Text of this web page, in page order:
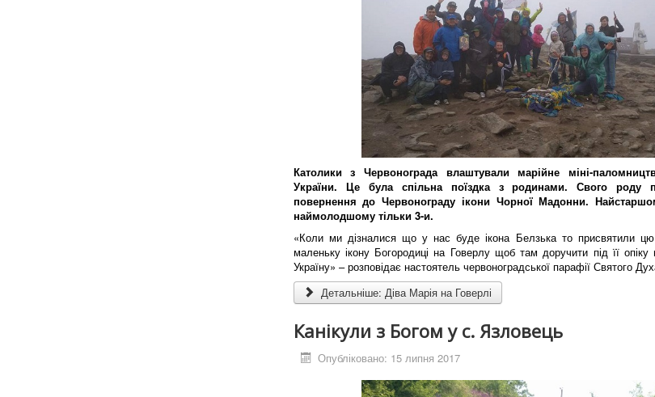
Католики з Червонограда влаштували марійне міні-
України. Це була спільна поїздка з родинами. Свого роду
повернення до Червонограду ікони Чорної Мадонни.
наймолодшому тільки 3-и.
«Коли ми дізналися що у нас буде ікона Белзька то присвятили цю
маленьку ікону Богородиці на Говерлу щоб там доручити під її опіку
Україну» – розповідає настоятель червоноградської парафії Святого
Детальніше: Діва Марія на Говерлі
Канікули з Богом у с. Язловець
Опубліковано: 15 липня 2017